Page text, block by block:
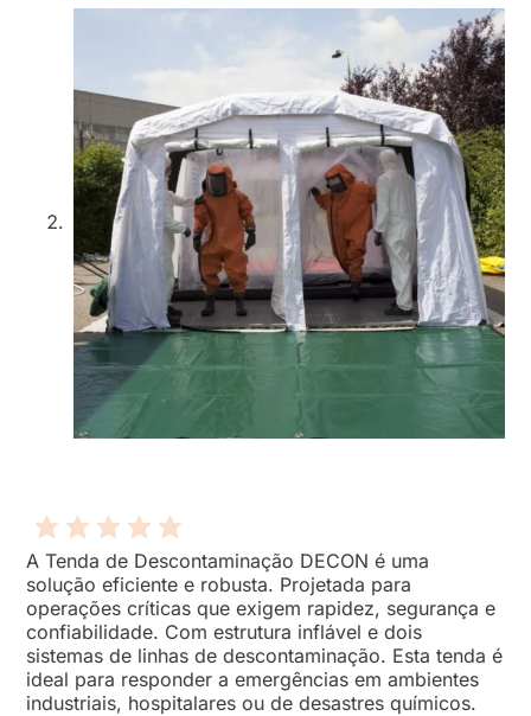
A Tenda de Descontaminação DECON é uma
solução eficiente e robusta. Projetada para
operações críticas que exigem rapidez, segurança e
confiabilidade. Com estrutura inflável e dois
sistemas de linhas de descontaminação. Esta tenda é
ideal para responder a emergências em ambientes
industriais, hospitalares ou de desastres químicos.